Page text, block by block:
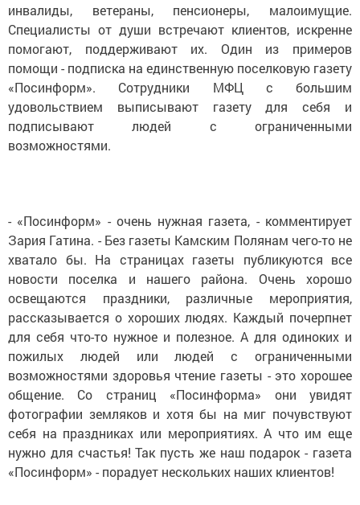
инвалиды, ветераны, пенсионеры, малоимущие.
Специалисты от души встречают клиентов, искренне
помогают, поддерживают их. Один из примеров
помощи - подписка на единственную поселковую газету
«Посинформ». Сотрудники МФЦ с большим
удовольствием выписывают газету для себя и
подписывают людей с ограниченными
возможностями.
- «Посинформ» - очень нужная газета, - комментирует
Зария Гатина. - Без газеты Камским Полянам чего-то не
хватало бы. На страницах газеты публикуются все
новости поселка и нашего района. Очень хорошо
освещаются праздники, различные мероприятия,
рассказывается о хороших людях. Каждый почерпнет
для себя что-то нужное и полезное. А для одиноких и
пожилых людей или людей с ограниченными
возможностями здоровья чтение газеты - это хорошее
общение. Со страниц «Посинформа» они увидят
фотографии земляков и хотя бы на миг почувствуют
себя на праздниках или мероприятиях. А что им еще
нужно для счастья! Так пусть же наш подарок - газета
«Посинформ» - порадует нескольких наших клиентов!